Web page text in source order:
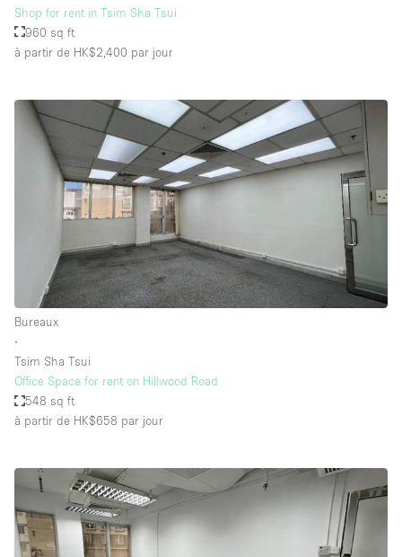
Shop for rent in Tsim Sha Tsui
960 sq ft
à partir de HK$2,400 par jour
Bureaux
∙
Tsim Sha Tsui
Office Space for rent on Hillwood Road
548 sq ft
à partir de HK$658 par jour